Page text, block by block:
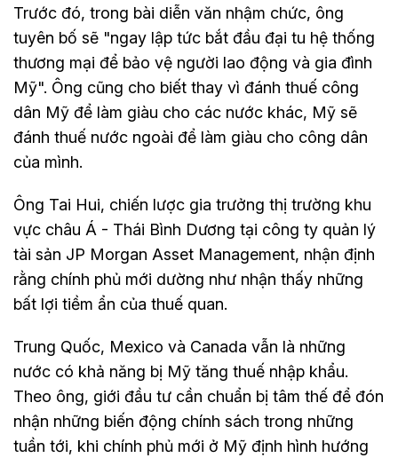
Trước đó, trong bài diễn văn nhậm chức, ông
tuyên bố sẽ "ngay lập tức bắt đầu đại tu hệ thống
thương mại để bảo vệ người lao động và gia đình
Mỹ". Ông cũng cho biết thay vì đánh thuế công
dân Mỹ để làm giàu cho các nước khác, Mỹ sẽ
đánh thuế nước ngoài để làm giàu cho công dân
của mình.
Ông Tai Hui, chiến lược gia trưởng thị trường khu
vực châu Á - Thái Bình Dương tại công ty quản lý
tài sản JP Morgan Asset Management, nhận định
rằng chính phủ mới dường như nhận thấy những
bất lợi tiềm ẩn của thuế quan.
Trung Quốc, Mexico và Canada vẫn là những
nước có khả năng bị Mỹ tăng thuế nhập khẩu.
Theo ông, giới đầu tư cần chuẩn bị tâm thế để đón
nhận những biến động chính sách trong những
tuần tới, khi chính phủ mới ở Mỹ định hình hướng